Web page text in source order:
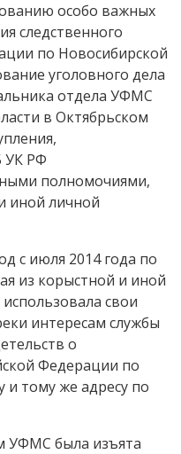
особо важных
следственного
по Новосибирской
уголовного дела
отдела УФМС
в Октябрьском
УК РФ
полномочиями,
иной личной
с июля 2014 года по
из корыстной и иной
свои
интересам службы
о
Федерации по
и тому же адресу по
УФМС была изъята